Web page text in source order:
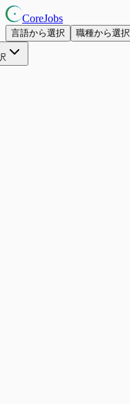
CoreJobs
言語から選択 職種から選択